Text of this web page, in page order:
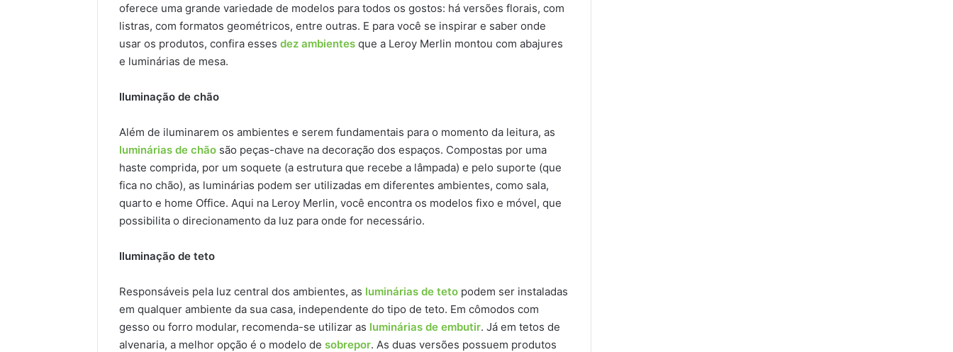
oferece uma grande variedade de modelos para todos os gostos: há versões florais, com
listras, com formatos geométricos, entre outras. E para você se inspirar e saber onde
usar os produtos, confira esses dez ambientes que a Leroy Merlin montou com abajures
e luminárias de mesa.
Iluminação de chão
Além de iluminarem os ambientes e serem fundamentais para o momento da leitura, as
luminárias de chão são peças-chave na decoração dos espaços. Compostas por uma
haste comprida, por um soquete (a estrutura que recebe a lâmpada) e pelo suporte (que
fica no chão), as luminárias podem ser utilizadas em diferentes ambientes, como sala,
quarto e home Office. Aqui na Leroy Merlin, você encontra os modelos fixo e móvel, que
possibilita o direcionamento da luz para onde for necessário.
Iluminação de teto
Responsáveis pela luz central dos ambientes, as luminárias de teto podem ser instaladas
em qualquer ambiente da sua casa, independente do tipo de teto. Em cômodos com
gesso ou forro modular, recomenda-se utilizar as luminárias de embutir. Já em tetos de
alvenaria, a melhor opção é o modelo de sobrepor. As duas versões possuem produtos